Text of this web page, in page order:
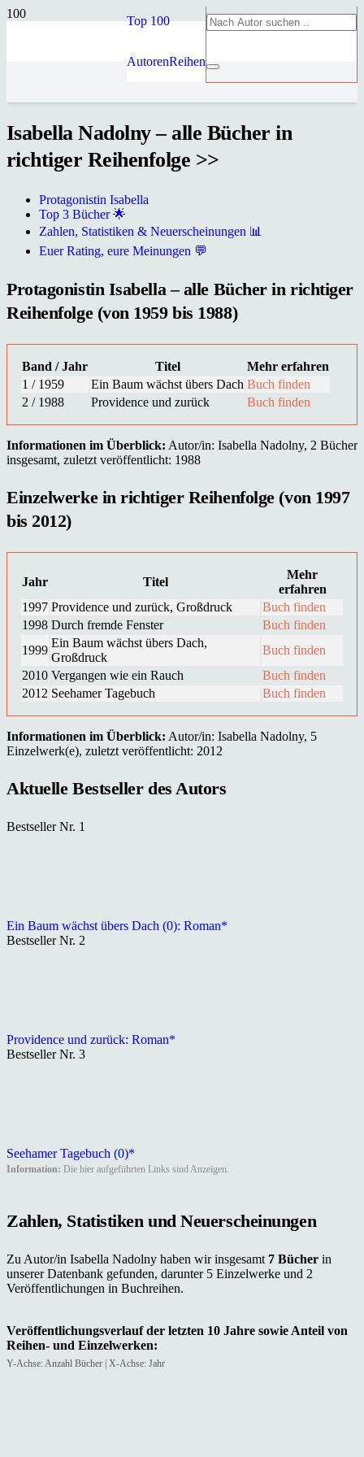
Top 100
AutorenReihen
Isabella Nadolny – alle Bücher in
richtiger Reihenfolge >>
Protagonistin Isabella
Top 3 Bücher 🌟
Zahlen, Statistiken & Neuerscheinungen 📊
Euer Rating, eure Meinungen 💬
Protagonistin Isabella – alle Bücher in richtiger
Reihenfolge (von 1959 bis 1988)
Band / Jahr Titel
Mehr erfahren
1 / 1959
Ein Baum wächst übers Dach Buch finden
2 / 1988
Providence und zurück Buch finden
Informationen im Überblick: Autor/in: Isabella Nadolny, 2 Bücher
insgesamt, zuletzt veröffentlicht: 1988
Einzelwerke in richtiger Reihenfolge (von 1997
bis 2012)
Jahr Titel
Mehr
erfahren
1997 Providence und zurück, Großdruck
Buch finden
1998 Durch fremde Fenster
Buch finden
1999
Ein Baum wächst übers Dach,
Großdruck
Buch finden
2010 Vergangen wie ein Rauch
Buch finden
2012 Seehamer Tagebuch Buch finden
Informationen im Überblick: Autor/in: Isabella Nadolny, 5
Einzelwerk(e), zuletzt veröffentlicht: 2012
Aktuelle Bestseller des Autors
Bestseller Nr. 1
Ein Baum wächst übers Dach (0): Roman*
Bestseller Nr. 2
Providence und zurück: Roman*
Bestseller Nr. 3
Seehamer Tagebuch (0)*
Information: Die hier aufgeführten Links sind Anzeigen.
Zahlen, Statistiken und Neuerscheinungen
Zu Autor/in Isabella Nadolny haben wir insgesamt 7 Bücher in
unserer Datenbank gefunden, darunter 5 Einzelwerke und 2
Veröffentlichungen in Buchreihen.
Veröffentlichungsverlauf der letzten 10 Jahre sowie Anteil von
Reihen- und Einzelwerken:
Y-Achse: Anzahl Bücher | X-Achse: Jahr